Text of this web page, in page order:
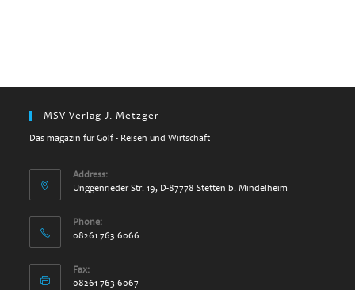
MSV-Verlag J. Metzger
Das magazin für Golf - Reisen und Wirtschaft
Address:
Unggenrieder Str. 19, D-87778 Stetten b. Mindelheim
Phone:
08261 763 6066
Fax:
08261 763 6067